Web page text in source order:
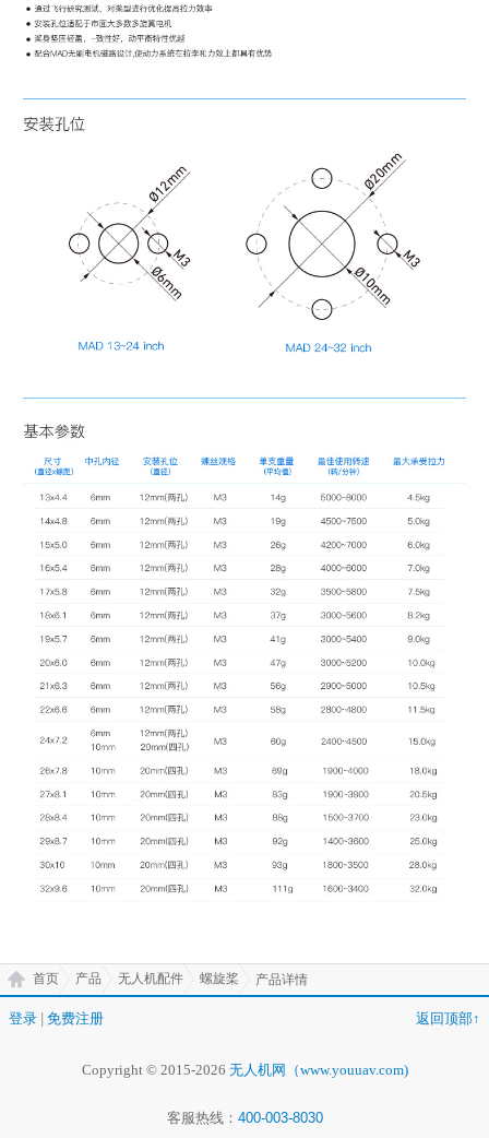
首页 产品 无人机配件 螺旋桨 产品详情
登录 | 免费注册 返回顶部↑
Copyright © 2015-2026 无人机网（www.youuav.com)
客服热线： 400-003-8030